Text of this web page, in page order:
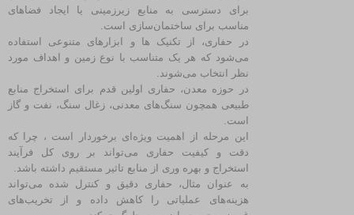
برای دسترسی به منابع زیرزمینی یا ایجاد فضاهای
مناسب برای ساختمان‌سازی است.
در حفاری، از تکنیک‌ ها و ابزارهای متنوعی استفاده
می‌شود که هر یک متناسب با نوع زمین و اهداف مورد
نظر انتخاب می‌شوند.
در حوزه معدن، حفاری اولین قدم برای استخراج منابع
طبیعی همچون سنگ‌های معدنی، زغال سنگ، نفت و گاز
است.
این مرحله از اهمیت ویژه‌ای برخوردار است ، چرا که
دقت و کیفیت حفاری می‌تواند بر روی کل فرآیند
استخراج و بهره‌ وری از منابع تاثیر مستقیم داشته باشد.
به عنوان مثال، حفاری دقیق و کنترل شده می‌تواند
هزینه‌های عملیاتی را کاهش داده و از تخریب‌های